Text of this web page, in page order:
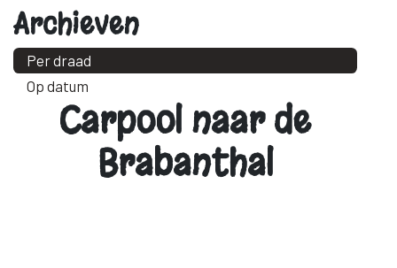
Archieven
Per draad
Op datum
Carpool naar de
Brabanthal